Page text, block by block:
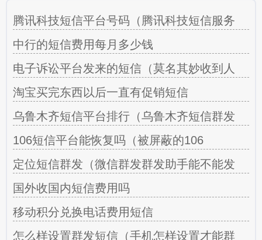
腾讯科技短信平台号码（腾讯科技短信服务
中行的短信费用每月多少钱
电子诉讼平台发来的短信（莫名其妙收到人
淘宝买完东西以后一直有促销短信
乌鲁木齐短信平台排行（乌鲁木齐短信群发
106短信平台能恢复吗（被屏蔽的106
定位短信群发（微信群发群发助手能不能发
国外收国内短信费用吗
移动积分兑换电话费用短信
怎么样设置群发短信（手机怎样设置才能群